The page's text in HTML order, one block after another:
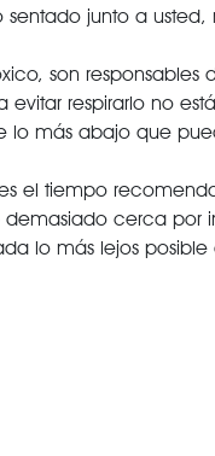
junto a usted,
son responsables
respirarlo no
lo más abajo que
el tiempo
demasiado cerca por
lo más lejos posible